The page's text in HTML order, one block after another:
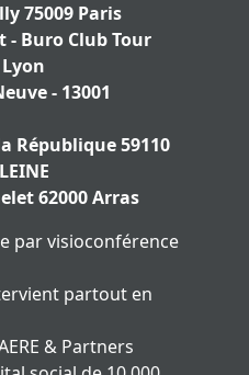
75009 Paris
- Buro Club Tour
- 13001
République 59110
62000 Arras
par visioconférence
partout en
& Partners